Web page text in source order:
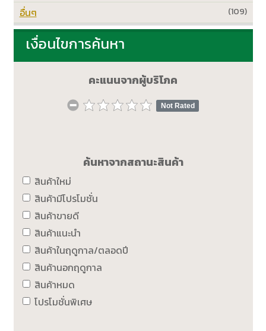
(109)
อื่นๆ
เงื่อนไขการค้นหา
คะแนนจากผู้บริโภค
Not Rated
ค้นหาจากสถานะสินค้า
สินค้าใหม่
สินค้ามีโปรโมชั่น
สินค้าขายดี
สินค้าแนะนำ
สินค้าในฤดูกาล/ตลอดปี
สินค้านอกฤดูกาล
สินค้าหมด
โปรโมชั่นพิเศษ